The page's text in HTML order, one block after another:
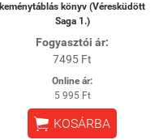
keménytáblás könyv (Véresküdött
Saga 1.)
Fogyasztói ár:
7495 Ft
Online ár:
5 995 Ft
 KOSÁRBA